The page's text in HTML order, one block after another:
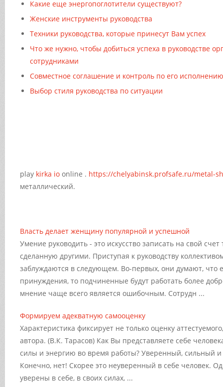
Какие еще энергопоглотители существуют?
Женские инструменты руководства
Техники руководства, которые принесут Вам успех
Что же нужно, чтобы добиться успеха в руководстве
сотрудниками
Совместное соглашение и контроль по его исполнению
Выбор стиля руководства по ситуации
play kirka io online . https://chelyabinsk.profsafe.ru/metal-
металлический.
Власть делает женщину популярной и успешной
Умение руководить - это искусство записать на свой
сделанную другими. Приступая к руководству
заблуждаются в следующем. Во-первых, они думают, что
принуждения, то подчиненные будут работать более
мнение чаще всего является ошибочным. Сотрудн ...
Формируем адекватную самооценку
Характеристика фиксирует не только оценку
автора. (В.К. Тарасов) Как Вы представляете себе
силы и энергию во время работы? Уверенный, сильный
Конечно, нет! Скорее это неуверенный в себе человек.
уверены в себе, в своих силах, ...